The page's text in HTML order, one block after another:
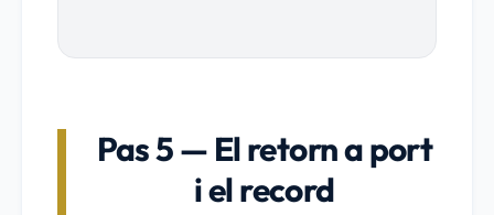
Pas 5 — El retorn a port
i el record